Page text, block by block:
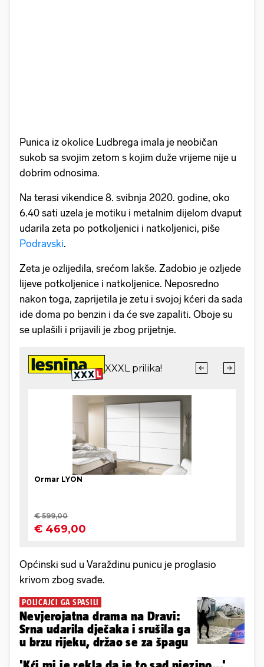
Punica iz okolice Ludbrega imala je neobičan
sukob sa svojim zetom s kojim duže vrijeme nije u
dobrim odnosima.
Na terasi vikendice 8. svibnja 2020. godine, oko
6.40 sati uzela je motiku i metalnim dijelom dvaput
udarila zeta po potkoljenici i natkoljenici, piše
Podravski.
Zeta je ozlijedila, srećom lakše. Zadobio je ozljede
lijeve potkoljenice i natkoljenice. Neposredno
nakon toga, zaprijetila je zetu i svojoj kćeri da sada
ide doma po benzin i da će sve zapaliti. Oboje su
se uplašili i prijavili je zbog prijetnje.
Općinski sud u Varaždinu punicu je proglasio
krivom zbog svađe.
POLICAJCI GA SPASILI
Nevjerojatna drama na Dravi:
Srna udarila dječaka i srušila ga
u brzu rijeku, držao se za špagu